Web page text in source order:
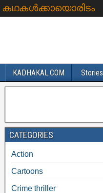
കഥകൾക്കായൊരിടം
KADHAKAL.COM Stories
CATEGORIES
Action
Cartoons
Crime thriller